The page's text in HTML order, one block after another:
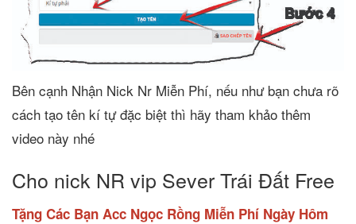
Bên cạnh Nhận Nick Nr Miễn Phí, nếu như bạn chưa rõ
cách tạo tên kí tự đặc biệt thì hãy tham khảo thêm
video này nhé
Cho nick NR vip Sever Trái Đất Free
Tặng Các Bạn Acc Ngọc Rồng Miễn Phí Ngày Hôm